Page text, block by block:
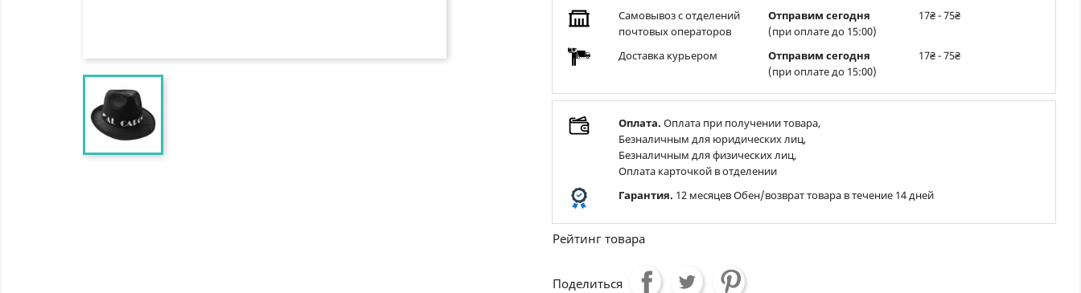
Самовывоз с отделений
почтовых операторов
Отправим сегодня
(при оплате до 15:00)
17₴ - 75₴
Доставка курьером
Отправим сегодня
(при оплате до 15:00)
17₴ - 75₴
Оплата. Оплата при получении товара,
Безналичным для юридических лиц,
Безналичным для физических лиц,
Оплата карточкой в отделении
Гарантия. 12 месяцев Обен/возврат товара в течение 14 дней
Рейтинг товара
Поделиться